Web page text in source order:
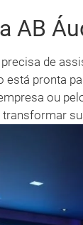
AB
de
está pronta
ou